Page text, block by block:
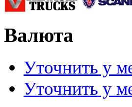
Валюта
Уточнить у
Уточнить у